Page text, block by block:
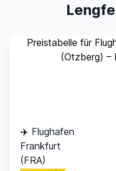
Preistabelle für
(Otzberg) –
✈️ Flughafen
Frankfurt
(FRA)